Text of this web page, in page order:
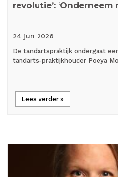
revolutie’:
24 jun 2026
De tandartspraktijk ondergaat
tandarts-praktijkhouder Poeya
Lees verder »